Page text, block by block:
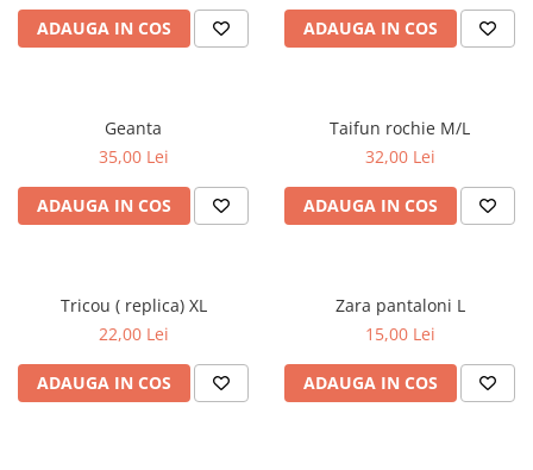
ADAUGA IN COS ADAUGA IN COS
Geanta
35,00 Lei
ADAUGA IN COS
Taifun rochie M/L
32,00 Lei
ADAUGA IN COS
Tricou ( replica) XL
22,00 Lei
ADAUGA IN COS
Zara pantaloni L
15,00 Lei
ADAUGA IN COS